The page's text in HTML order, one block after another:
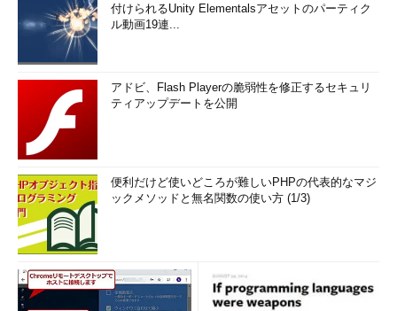
付けられるUnity Elementalsアセットのパーティク
ル動画19連...
アドビ、Flash Playerの脆弱性を修正するセキュリ
ティアップデートを公開
便利だけど使いどころが難しいPHPの代表的なマジ
ックメソッドと無名関数の使い方 (1/3)